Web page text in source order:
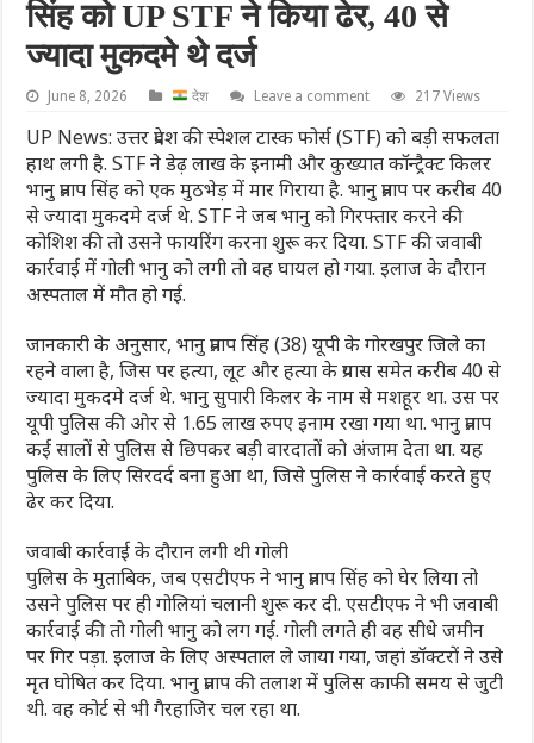
सिंह को UP STF ने किया ढेर, 40 से
ज्यादा मुकदमे थे दर्ज
June 8, 2026 देश Leave a comment 217 Views
UP News: उत्तर प्रदेश की स्पेशल टास्क फोर्स (STF) को बड़ी सफलता
हाथ लगी है. STF ने डेढ़ लाख के इनामी और कुख्यात कॉन्ट्रैक्ट किलर
भानु प्रताप सिंह को एक मुठभेड़ में मार गिराया है. भानु प्रताप पर करीब 40
से ज्यादा मुकदमे दर्ज थे. STF ने जब भानु को गिरफ्तार करने की
कोशिश की तो उसने फायरिंग करना शुरू कर दिया. STF की जवाबी
कार्रवाई में गोली भानु को लगी तो वह घायल हो गया. इलाज के दौरान
अस्पताल में मौत हो गई.
जानकारी के अनुसार, भानु प्रताप सिंह (38) यूपी के गोरखपुर जिले का
रहने वाला है, जिस पर हत्या, लूट और हत्या के प्रयास समेत करीब 40 से
ज्यादा मुकदमे दर्ज थे. भानु सुपारी किलर के नाम से मशहूर था. उस पर
यूपी पुलिस की ओर से 1.65 लाख रुपए इनाम रखा गया था. भानु प्रताप
कई सालों से पुलिस से छिपकर बड़ी वारदातों को अंजाम देता था. यह
पुलिस के लिए सिरदर्द बना हुआ था, जिसे पुलिस ने कार्रवाई करते हुए
ढेर कर दिया.
जवाबी कार्रवाई के दौरान लगी थी गोली
पुलिस के मुताबिक, जब एसटीएफ ने भानु प्रताप सिंह को घेर लिया तो
उसने पुलिस पर ही गोलियां चलानी शुरू कर दी. एसटीएफ ने भी जवाबी
कार्रवाई की तो गोली भानु को लग गई. गोली लगते ही वह सीधे जमीन
पर गिर पड़ा. इलाज के लिए अस्पताल ले जाया गया, जहां डॉक्टरों ने उसे
मृत घोषित कर दिया. भानु प्रताप की तलाश में पुलिस काफी समय से जुटी
थी. वह कोर्ट से भी गैरहाजिर चल रहा था.